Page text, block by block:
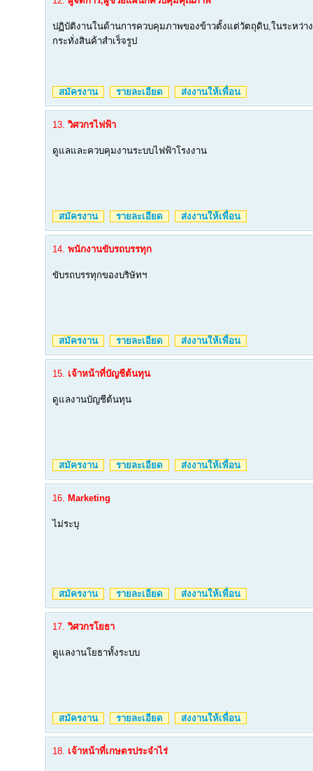
ปฏิบัติงานในด้านการควบคุมภาพของข้าวตั้งแต่วัตถุดิบ,ในระหว่า
กระทั่งสินค้าสำเร็จรูป
สมัครงาน รายละเอียด ส่งงานให้เพื่อน
13. วิศวกรไฟฟ้า
ดูแลและควบคุมงานระบบไฟฟ้าโรงงาน
สมัครงาน รายละเอียด ส่งงานให้เพื่อน
14. พนักงานขับรถบรรทุก
ขับรถบรรทุกของบริษัทฯ
สมัครงาน รายละเอียด ส่งงานให้เพื่อน
15. เจ้าหน้าที่บัญชีต้นทุน
ดูแลงานบัญชีต้นทุน
สมัครงาน รายละเอียด ส่งงานให้เพื่อน
16. Marketing
ไม่ระบุ
สมัครงาน รายละเอียด ส่งงานให้เพื่อน
17. วิศวกรโยธา
ดูแลงานโยธาทั้งระบบ
สมัครงาน รายละเอียด ส่งงานให้เพื่อน
18. เจ้าหน้าที่เกษตรประจำไร่